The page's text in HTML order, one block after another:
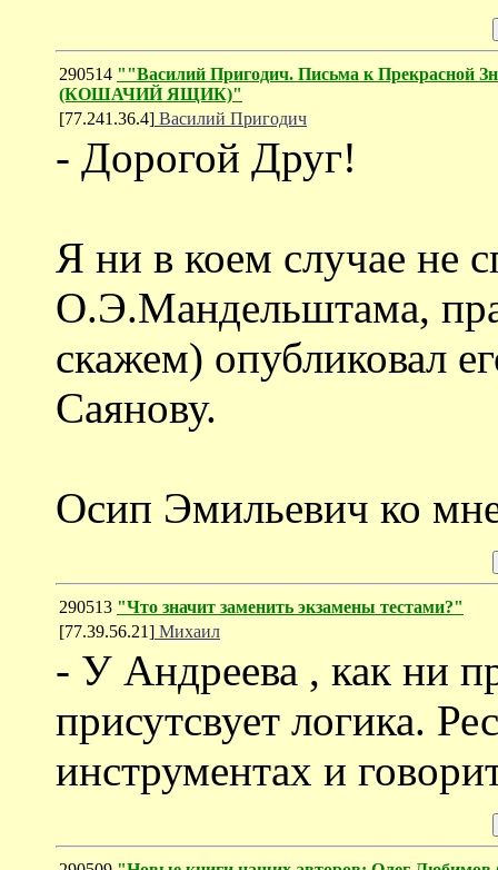
290514 ""Василий Пригодич. Письма к Прекрасной
(КОШАЧИЙ ЯЩИК)"
[77.241.36.4] Василий Пригодич
- Дорогой Друг!
Я ни в коем случае не
О.Э.Мандельштама,
скажем) опубликовал
Саянову.
Осип Эмильевич ко
290513 "Что значит заменить экзамены тестами?"
[77.39.56.21] Михаил
- У Андреева , как ни
присутсвует логика.
инструментах и